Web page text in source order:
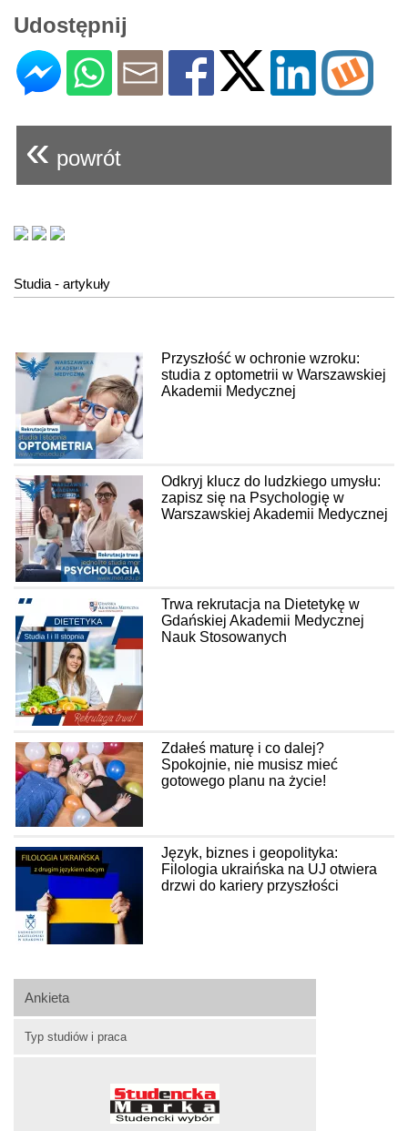
Ankieta
Typ studiów i praca
Udostępnij
« powrót
Studia - artykuły
Przyszłość w ochronie wzroku:
studia z optometrii w Warszawskiej
Akademii Medycznej
Odkryj klucz do ludzkiego umysłu:
zapisz się na Psychologię w
Warszawskiej Akademii Medycznej
Trwa rekrutacja na Dietetykę w
Gdańskiej Akademii Medycznej
Nauk Stosowanych
Zdałeś maturę i co dalej?
Spokojnie, nie musisz mieć
gotowego planu na życie!
Język, biznes i geopolityka:
Filologia ukraińska na UJ otwiera
drzwi do kariery przyszłości